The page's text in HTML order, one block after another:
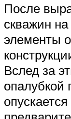
После
скважин
элементы
Вслед за
опалубкой